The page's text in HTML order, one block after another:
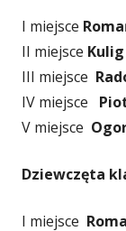
I miejsce
II miejsce
III miejsce
IV miejsce
V miejsce
I miejsce